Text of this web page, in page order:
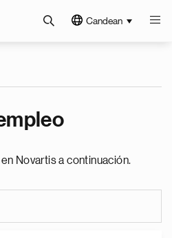
Candean
Novartis a continuación.